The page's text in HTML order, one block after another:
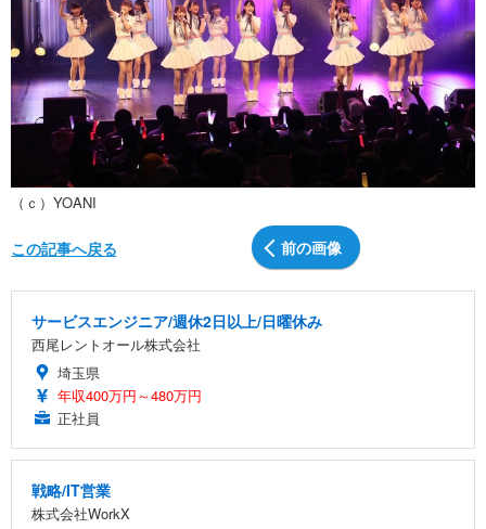
（ｃ）YOANI
前の画像
この記事へ戻る
サービスエンジニア/週休2日以上/日曜休み
西尾レントオール株式会社
埼玉県
年収400万円～480万円
正社員
戦略/IT営業
株式会社WorkX